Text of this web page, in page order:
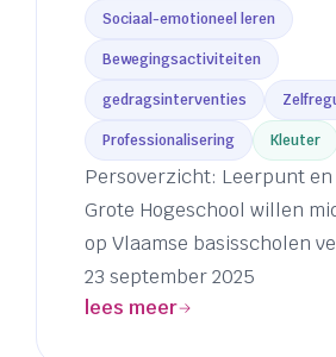
Sociaal-emotioneel leren
Bewegingsactiviteiten
gedragsinterventies
Professionalisering Kleuter
Persoverzicht: Leerpunt en
Grote Hogeschool willen
op Vlaamse basisscholen
23 september 2025
lees meer